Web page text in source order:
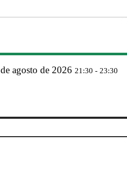
agosto de 2026 21:30 - 23:30